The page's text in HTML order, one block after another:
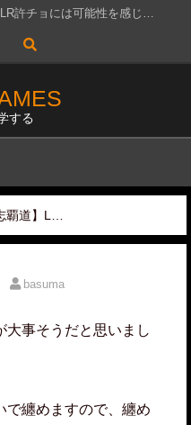
トというか、なんか政治的…
ト頂きました！ 攻城戦…
たぜ。 この時をよぉ！…
クワクして構えていたので…
する
覇道】L…
basuma
事そうだと思いまし
纏めますので、纏め